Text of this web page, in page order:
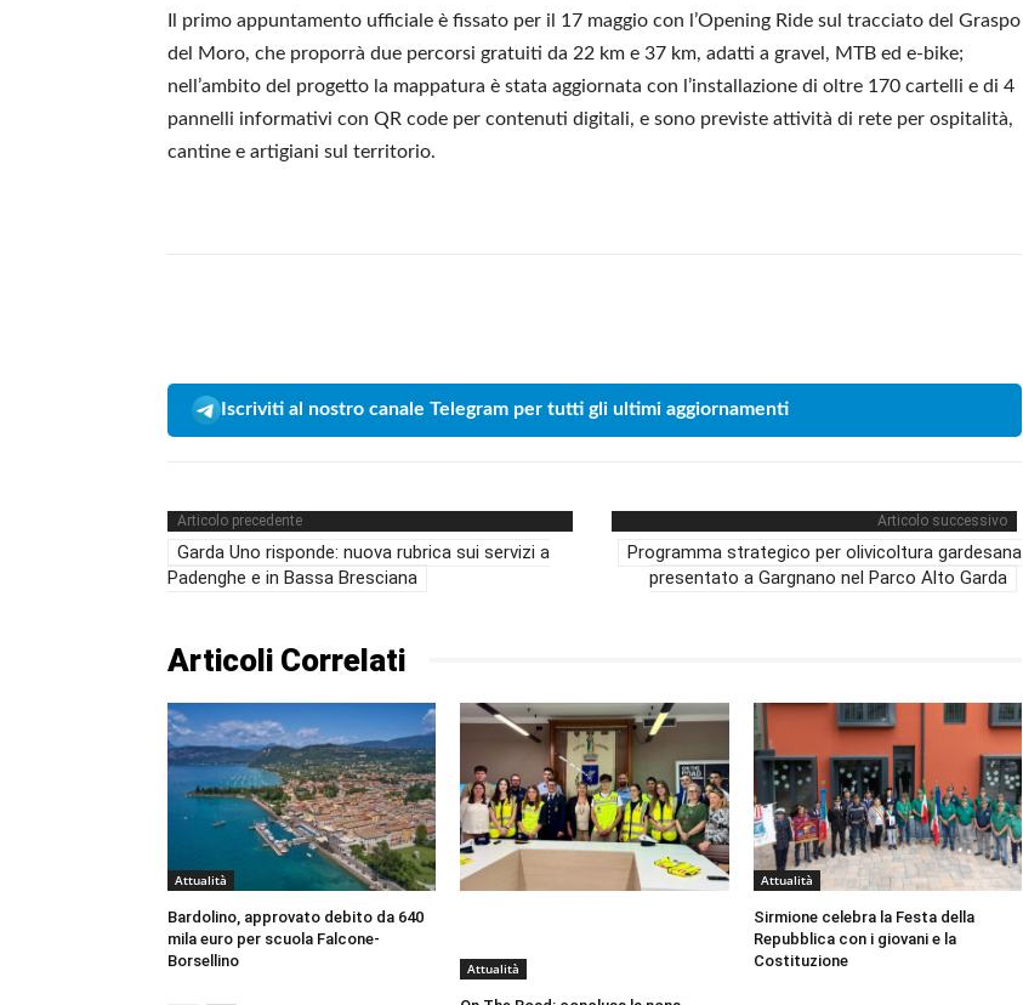
Il primo appuntamento ufficiale è fissato per il 17 maggio con l’Opening Ride sul tracciato del Graspo
del Moro, che proporrà due percorsi gratuiti da 22 km e 37 km, adatti a gravel, MTB ed e‑bike;
nell’ambito del progetto la mappatura è stata aggiornata con l’installazione di oltre 170 cartelli e di 4
pannelli informativi con QR code per contenuti digitali, e sono previste attività di rete per ospitalità,
cantine e artigiani sul territorio.
Iscriviti al nostro canale Telegram per tutti gli ultimi aggiornamenti
Articolo precedente
Garda Uno risponde: nuova rubrica sui servizi a
Padenghe e in Bassa Bresciana
Articolo successivo
Programma strategico per olivicoltura gardesana
presentato a Gargnano nel Parco Alto Garda
Articoli Correlati
Attualità
Bardolino, approvato debito da 640
mila euro per scuola Falcone-
Borsellino
Attualità
Attualità
Sirmione celebra la Festa della
Repubblica con i giovani e la
Costituzione